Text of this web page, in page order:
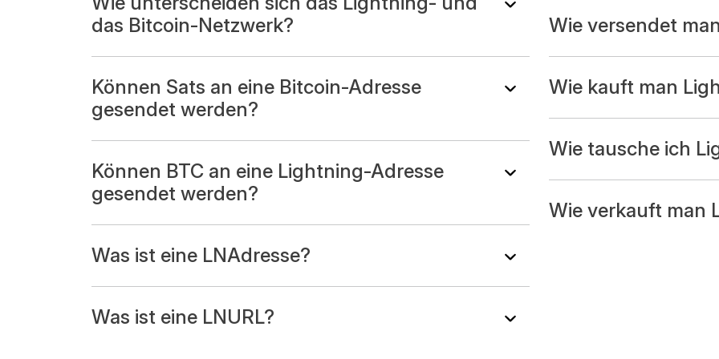
das Bitcoin-Netzwerk?
Können Sats an eine Bitcoin-Adresse
gesendet werden?
Können BTC an eine Lightning-Adresse
gesendet werden?
Was ist eine LNAdresse?
Was ist eine LNURL?
Wie versendet
Wie kauft man
Wie tausche ich
Wie verkauft man